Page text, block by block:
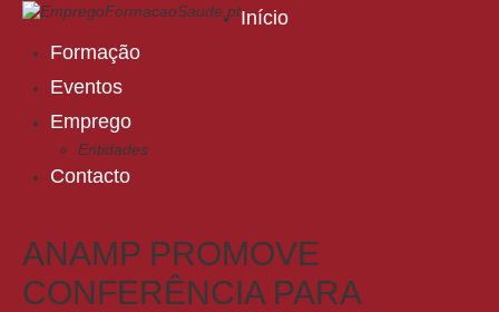
Início
Formação
Eventos
Emprego
Entidades
Contacto
ANAMP PROMOVE
CONFERÊNCIA PARA